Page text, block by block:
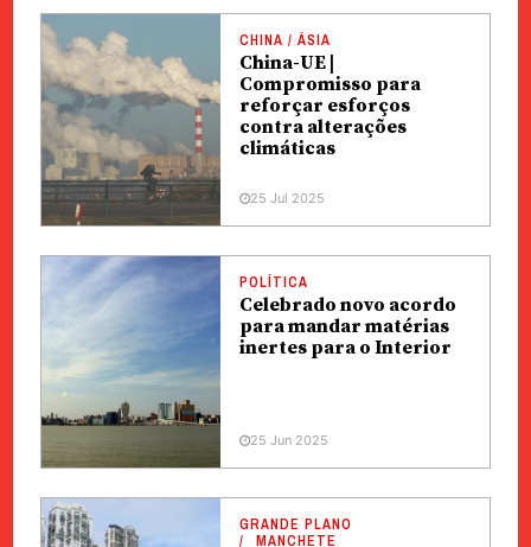
CHINA / ÁSIA
China-UE |
Compromisso para
reforçar esforços
contra alterações
climáticas
25 Jul 2025
POLÍTICA
Celebrado novo acordo
para mandar matérias
inertes para o Interior
25 Jun 2025
GRANDE PLANO
MANCHETE